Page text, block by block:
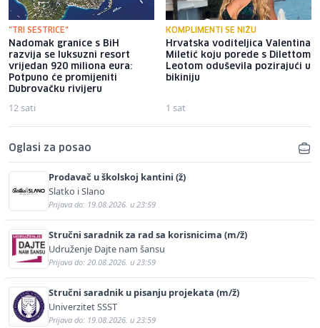
"TRI SESTRICE"
Nadomak granice s BiH
razvija se luksuzni resort
vrijedan 920 miliona eura:
Potpuno će promijeniti
Dubrovačku rivijeru
12 sati
KOMPLIMENTI SE NIŽU
Hrvatska voditeljica Valentina
Miletić koju porede s Dilettom
Leotom oduševila pozirajući u
bikiniju
1 sat
Oglasi za posao
Prodavač u školskoj kantini (ž)
Slatko i Slano
Prijava do: 19.08.2026. u 23:59
Stručni saradnik za rad sa korisnicima (m/ž)
Udruženje Dajte nam šansu
Prijava do: 20.08.2026. u 23:59
Stručni saradnik u pisanju projekata (m/ž)
Univerzitet SSST
Prijava do: 19.08.2026. u 23:59